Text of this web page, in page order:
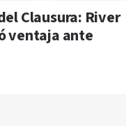
Clausura: River
ventaja ante